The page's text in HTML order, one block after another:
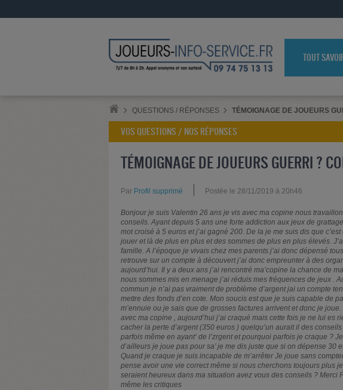
TOUT
QUESTIONS / RÉPONSES TÉMOIGNAGE DE JOUEURS
VOS QUESTIONS / NOS RÉPONSES
TÉMOIGNAGE DE JOUEURS GUERRI ?
Par Profil supprimé Postée le 28/11/2019 à 20h46
Bonjour je suis Valentin 26 ans je vis avec ma copine nous
conseils. Ayant depuis 5 ans une forte addiction aux jeux de
mot croisé à 5 euros et j’ai gagné 200. De la je me suis dis que
jouer et là de plus en plus et des sommes de plus en plus élevés.
famille. A l’époque je vivais chez mes parents j’ai donc dépensé
retrouve sur un compte à découvert j’ai donc empreunter à des
aujourd’hui. Il y a deux ans j’ai rencontré ma’copine la chance de
nous sommes mis en menage j’ai réduis mes fréquences de jeux .
commun je n’ai pas vraiment de problème d’argent jai un compte
mettre des fonds d’en cote. Mon soucis est que je suis capable de
m’ennuie ou je sais que de grosses factures arrivent et donc je
avec ma copine , aujourd’hui j’ai craqué mais cette fois je ne lui es
cacher la perte d’argent (350 euros ) quelqu’un aurait il des
parfois même en ayant‘ de l’zrgent et pourquoi parfois je craque ?
d’ailleurs je joue pas pour sa’ je me dis juste que si on dépense 30
Quand je craque je suis incapable de m’arrêter Je joue sans
pense avoir une vie correct même si nous cherchons toujours plus
seraient heureux dans ma situation avez vous des conseils ? Merci
même les critiques